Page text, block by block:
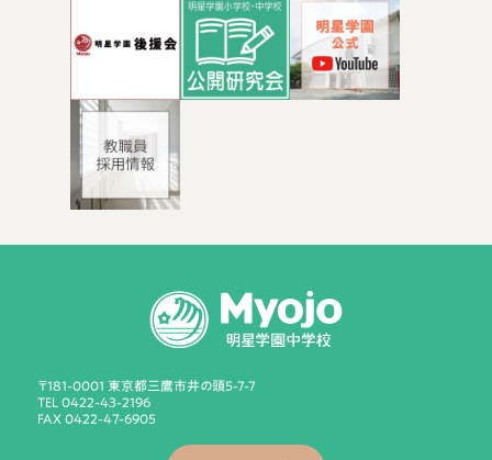
〒181-0001 東京都三鷹市井の頭5-7-7
TEL 0422-43-2196
FAX 0422-47-6905